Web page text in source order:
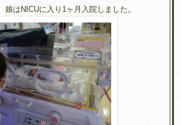
娘はNICUに入り1ヶ月入院しました。